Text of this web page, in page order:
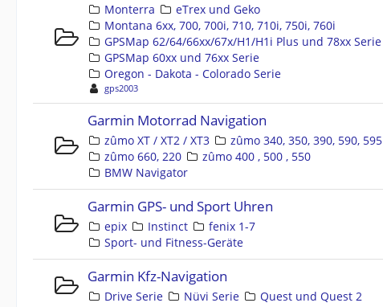
Monterra
eTrex und Geko
Montana 6xx, 700, 700i, 710, 710i, 750i, 760i
GPSMap 62/64/66xx/67x/H1/H1i Plus und 78xx Serie
GPSMap 60xx und 76xx Serie
Oregon - Dakota - Colorado Serie
gps2003
Garmin Motorrad Navigation
zûmo XT / XT2 / XT3
zûmo 340, 350, 390, 590, 595
zûmo 660, 220
zûmo 400 , 500 , 550
BMW Navigator
Garmin GPS- und Sport Uhren
epix Instinct
fenix 1-7
Sport- und Fitness-Geräte
Garmin Kfz-Navigation
Drive Serie Nüvi Serie Quest und Quest 2